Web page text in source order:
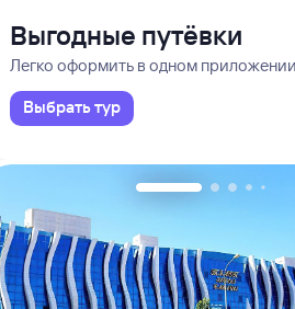
Выгодные путёвки
Легко оформить в одном приложении
Выбрать тур